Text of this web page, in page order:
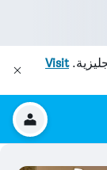
Visit